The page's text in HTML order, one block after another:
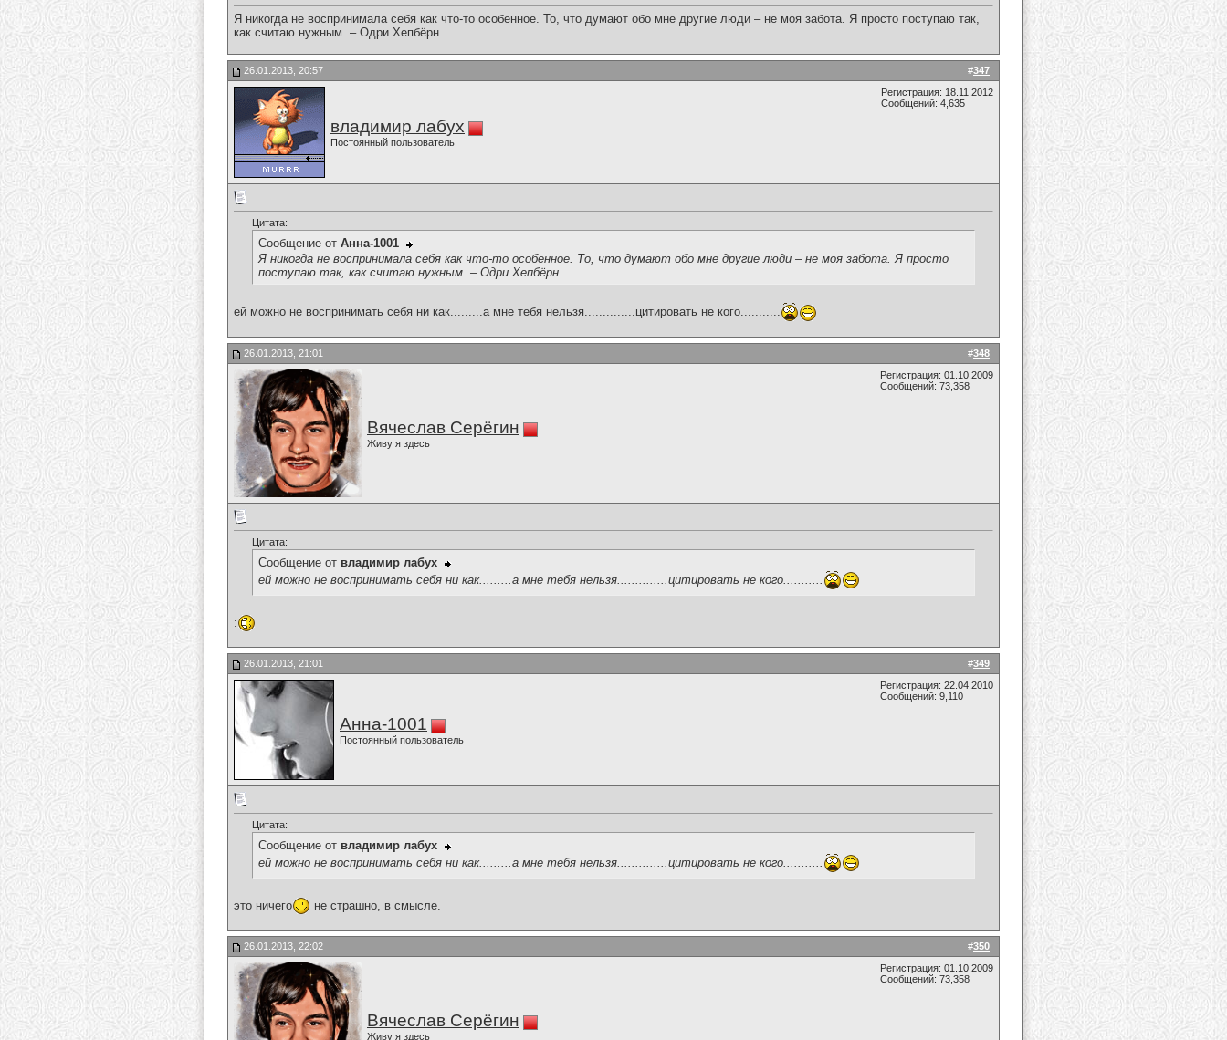
Я никогда не воспринимала себя как что-то особенное. То, что думают обо мне другие люди – не моя забота. Я просто поступаю так,
как считаю нужным. – Одри Хепбёрн
#347
26.01.2013, 20:57
владимир лабух
Постоянный пользователь
Регистрация: 18.11.2012
Сообщений: 4,635
Цитата:
Сообщение от Анна-1001
Я никогда не воспринимала себя как что-то особенное. То, что думают обо мне другие люди – не моя забота. Я просто
поступаю так, как считаю нужным. – Одри Хепбёрн
ей можно не воспринимать себя ни как.........а мне тебя нельзя..............цитировать не кого...........
#348
26.01.2013, 21:01
Вячеслав Серёгин
Живу я здесь
Регистрация: 01.10.2009
Сообщений: 73,358
Цитата:
Сообщение от владимир лабух
ей можно не воспринимать себя ни как.........а мне тебя нельзя..............цитировать не кого...........
:
#349
26.01.2013, 21:01
Анна-1001
Постоянный пользователь
Регистрация: 22.04.2010
Сообщений: 9,110
Цитата:
Сообщение от владимир лабух
ей можно не воспринимать себя ни как.........а мне тебя нельзя..............цитировать не кого...........
это ничего не страшно, в смысле.
#350
26.01.2013, 22:02
Вячеслав Серёгин
Живу я здесь
Регистрация: 01.10.2009
Сообщений: 73,358